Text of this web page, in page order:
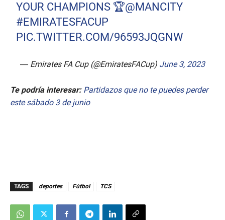
YOUR CHAMPIONS 🏆@MANCITY
#EMIRATESFACUP
PIC.TWITTER.COM/96593JQGNW
— Emirates FA Cup (@EmiratesFACup) June 3, 2023
Te podría interesar: Partidazos que no te puedes perder
este sábado 3 de junio
TAGS deportes Fútbol TCS